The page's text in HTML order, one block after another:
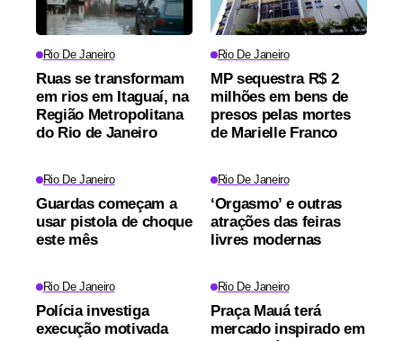
Rio De Janeiro
Ruas se transformam
em rios em Itaguaí, na
Região Metropolitana
do Rio de Janeiro
Rio De Janeiro
MP sequestra R$ 2
milhões em bens de
presos pelas mortes
de Marielle Franco
Rio De Janeiro
Guardas começam a
usar pistola de choque
este mês
Rio De Janeiro
‘Orgasmo’ e outras
atrações das feiras
livres modernas
Rio De Janeiro
Polícia investiga
execução motivada
Rio De Janeiro
Praça Mauá terá
mercado inspirado em